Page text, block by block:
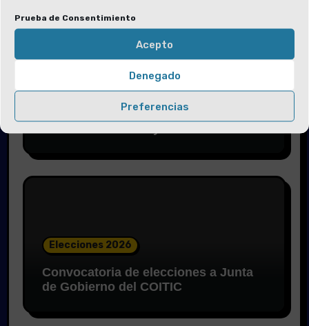
Prueba de Consentimiento
Acepto
Denegado
Preferencias
Solicitud de voluntarios para las
Elecciones 2026
Convocatoria de elecciones a Junta
de Gobierno del COITIC